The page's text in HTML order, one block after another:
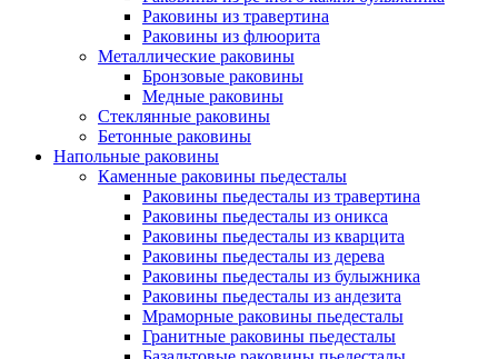
Раковины из травертина
Раковины из флюорита
Металлические раковины
Бронзовые раковины
Медные раковины
Стеклянные раковины
Бетонные раковины
Напольные раковины
Каменные раковины пьедесталы
Раковины пьедесталы из травертина
Раковины пьедесталы из оникса
Раковины пьедесталы из кварцита
Раковины пьедесталы из дерева
Раковины пьедесталы из булыжника
Раковины пьедесталы из андезита
Мраморные раковины пьедесталы
Гранитные раковины пьедесталы